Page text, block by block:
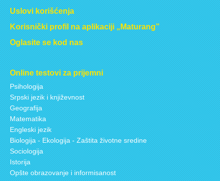
Uslovi korišćenja
Korisnički profil na aplikaciji „Maturang”
Oglasite se kod nas
Online testovi za prijemni
Psihologija
Srpski jezik i književnost
Geografija
Matematika
Engleski jezik
Biologija - Ekologija - Zaštita životne sredine
Sociologija
Istorija
Opšte obrazovanje i informisanost